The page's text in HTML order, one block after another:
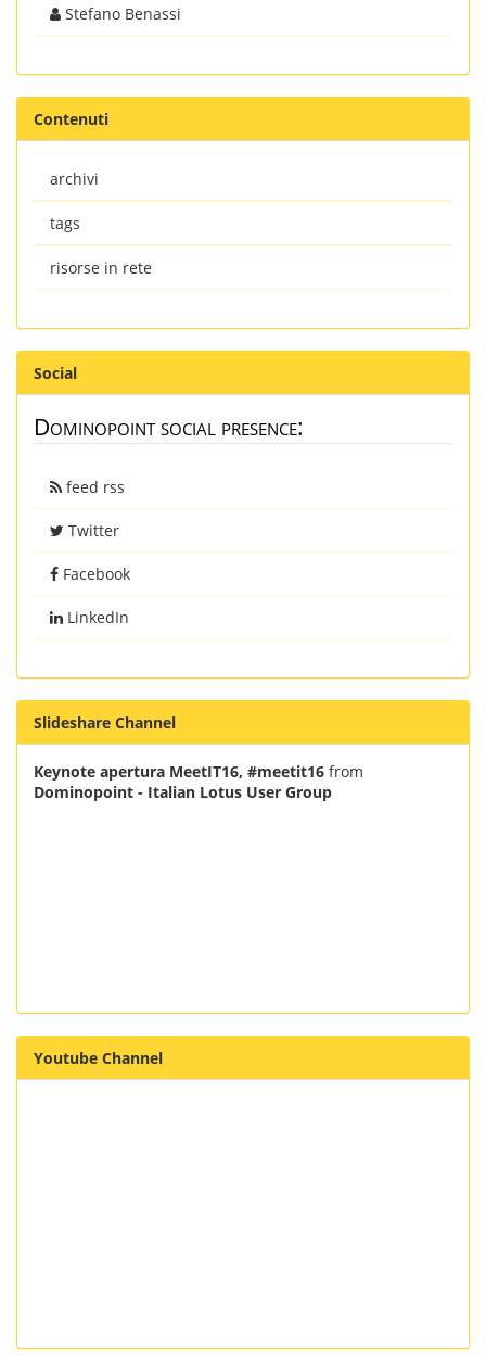
Stefano Benassi
Contenuti
archivi
tags
risorse in rete
Social
Dominopoint social presence:
feed rss
Twitter
Facebook
LinkedIn
Slideshare Channel
Keynote apertura MeetIT16, #meetit16 from
Dominopoint - Italian Lotus User Group
Youtube Channel